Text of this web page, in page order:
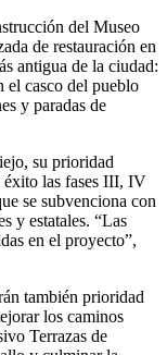
del Museo
de restauración en
antigua de la ciudad:
el casco del pueblo
y paradas de
su prioridad
éxito las fases III, IV
se subvenciona con
y estatales. “Las
en el proyecto”,
también prioridad
los caminos
Terrazas de